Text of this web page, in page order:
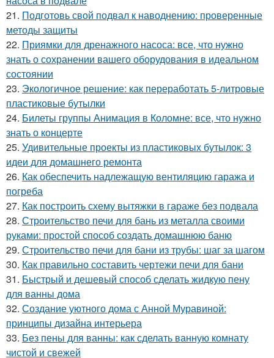
21. Подготовь свой подвал к наводнению: проверенные
методы защиты
22. Приямки для дренажного насоса: все, что нужно
знать о сохранении вашего оборудования в идеальном
состоянии
23. Экологичное решение: как переработать 5-литровые
пластиковые бутылки
24. Билеты группы Анимация в Коломне: все, что нужно
знать о концерте
25. Удивительные проекты из пластиковых бутылок: 3
идеи для домашнего ремонта
26. Как обеспечить надлежащую вентиляцию гаража и
погреба
27. Как построить схему вытяжки в гараже без подвала
28. Строительство печи для бань из металла своими
руками: простой способ создать домашнюю баню
29. Строительство печи для бани из трубы: шаг за шагом
30. Как правильно составить чертежи печи для бани
31. Быстрый и дешевый способ сделать жидкую пену
для ванны дома
32. Создание уютного дома с Анной Муравиной:
принципы дизайна интерьера
33. Без пены для ванны: как сделать ванную комнату
чистой и свежей